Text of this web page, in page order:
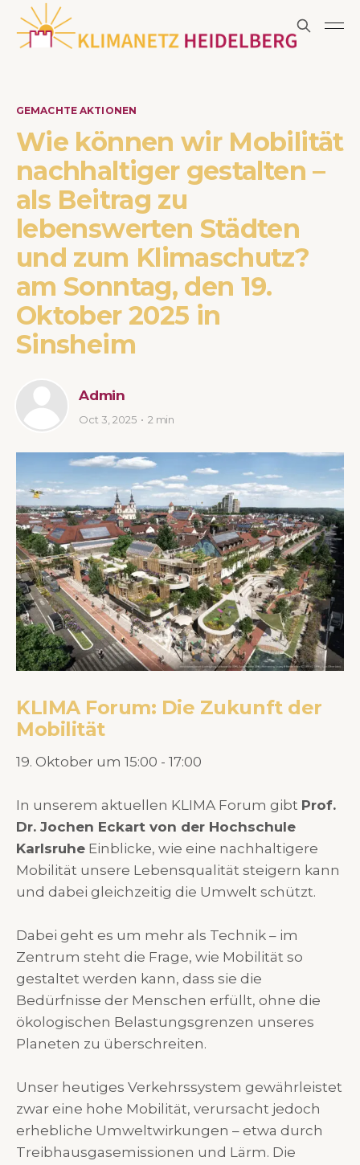
GEMACHTE AKTIONEN
Wie können wir Mobilität
nachhaltiger gestalten –
als Beitrag zu
lebenswerten Städten
und zum Klimaschutz?
am Sonntag, den 19.
Oktober 2025 in
Sinsheim
Admin
Oct 3, 2025 2 min
KLIMA Forum: Die Zukunft der
Mobilität
19. Oktober um 15:00 - 17:00
In unserem aktuellen KLIMA Forum gibt Prof.
Dr. Jochen Eckart von der Hochschule
Karlsruhe Einblicke, wie eine nachhaltigere
Mobilität unsere Lebensqualität steigern kann
und dabei gleichzeitig die Umwelt schützt.
Dabei geht es um mehr als Technik – im
Zentrum steht die Frage, wie Mobilität so
gestaltet werden kann, dass sie die
Bedürfnisse der Menschen erfüllt, ohne die
ökologischen Belastungsgrenzen unseres
Planeten zu überschreiten.
Unser heutiges Verkehrssystem gewährleistet
zwar eine hohe Mobilität, verursacht jedoch
erhebliche Umweltwirkungen – etwa durch
Treibhausgasemissionen und Lärm. Die